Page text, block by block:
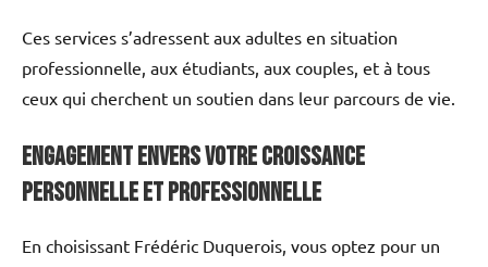
Ces services s’adressent aux adultes en situation
professionnelle, aux étudiants, aux couples, et à tous
ceux qui cherchent un soutien dans leur parcours de vie.
Engagement envers Votre Croissance
Personnelle et Professionnelle
En choisissant Frédéric Duquerois, vous optez pour un